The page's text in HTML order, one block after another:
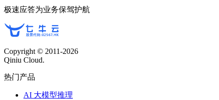
极速应答为业务保驾护航
Copyright © 2011-2026
Qiniu Cloud.
热门产品
AI 大模型推理